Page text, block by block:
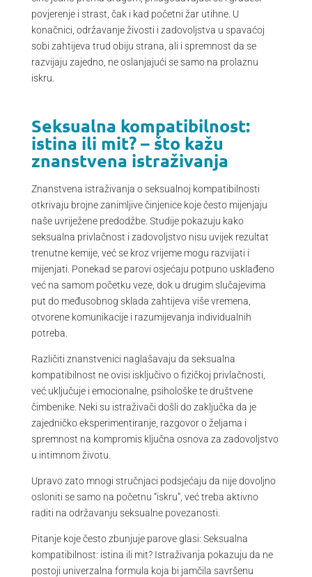
povjerenje i strast, čak i kad početni žar utihne. U
konačnici, održavanje živosti i zadovoljstva u spavaćoj
sobi zahtijeva trud obiju strana, ali i spremnost da se
razvijaju zajedno, ne oslanjajući se samo na prolaznu
iskru.
Seksualna kompatibilnost:
istina ili mit? – što kažu
znanstvena istraživanja
Znanstvena istraživanja o seksualnoj kompatibilnosti
otkrivaju brojne zanimljive činjenice koje često mijenjaju
naše uvriježene predodžbe. Studije pokazuju kako
seksualna privlačnost i zadovoljstvo nisu uvijek rezultat
trenutne kemije, već se kroz vrijeme mogu razvijati i
mijenjati. Ponekad se parovi osjećaju potpuno usklađeno
već na samom početku veze, dok u drugim slučajevima
put do međusobnog sklada zahtijeva više vremena,
otvorene komunikacije i razumijevanja individualnih
potreba.
Različiti znanstvenici naglašavaju da seksualna
kompatibilnost ne ovisi isključivo o fizičkoj privlačnosti,
već uključuje i emocionalne, psihološke te društvene
čimbenike. Neki su istraživači došli do zaključka da je
zajedničko eksperimentiranje, razgovor o željama i
spremnost na kompromis ključna osnova za zadovoljstvo
u intimnom životu.
Upravo zato mnogi stručnjaci podsjećaju da nije dovoljno
osloniti se samo na početnu “iskru”, već treba aktivno
raditi na održavanju seksualne povezanosti.
Pitanje koje često zbunjuje parove glasi: Seksualna
kompatibilnost: istina ili mit? Istraživanja pokazuju da ne
postoji univerzalna formula koja bi jamčila savršenu